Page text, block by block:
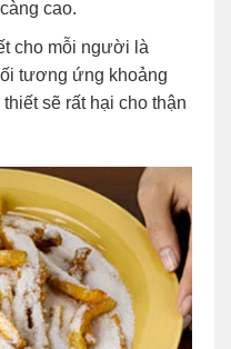
cao.
cho mỗi người là
tương ứng khoảng
sẽ rất hại cho thận